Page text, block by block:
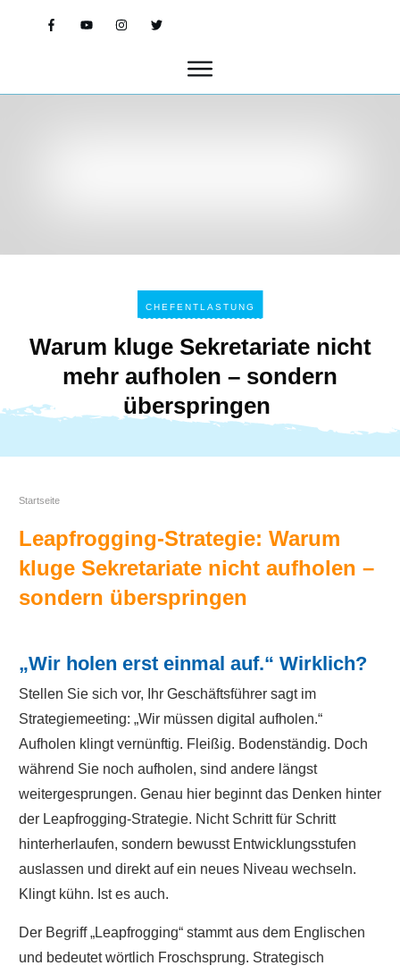
CHEFENTLASTUNG
Warum kluge Sekretariate nicht
mehr aufholen – sondern
überspringen
Startseite
Leapfrogging-Strategie: Warum
kluge Sekretariate nicht aufholen –
sondern überspringen
„Wir holen erst einmal auf.“ Wirklich?
Stellen Sie sich vor, Ihr Geschäftsführer sagt im
Strategiemeeting: „Wir müssen digital aufholen.“
Aufholen klingt vernünftig. Fleißig. Bodenständig. Doch
während Sie noch aufholen, sind andere längst
weitergesprungen. Genau hier beginnt das Denken hinter
der Leapfrogging-Strategie. Nicht Schritt für Schritt
hinterherlaufen, sondern bewusst Entwicklungsstufen
auslassen und direkt auf ein neues Niveau wechseln.
Klingt kühn. Ist es auch.
Der Begriff „Leapfrogging“ stammt aus dem Englischen
und bedeutet wörtlich Froschsprung. Strategisch